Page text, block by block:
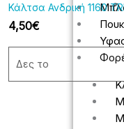
Κάλτσα Ανδρική 1160
4,50€
Δες το